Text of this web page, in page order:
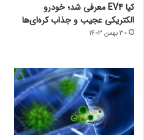
کیا EV4 معرفی شد؛ خودرو
الکتریکی عجیب و جذاب کره‌ای‌ها
30 بهمن 1403